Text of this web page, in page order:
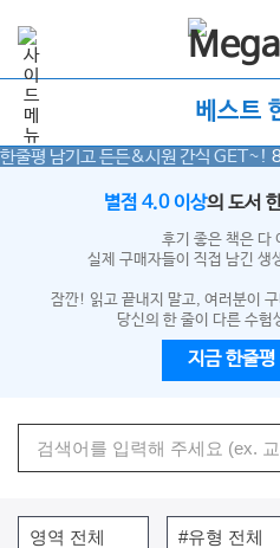
베스트
한줄평 남기고 든든&시원 간식 GET~!
별점 4.0 이상의 도서
후기 좋은 책은 다
실제 구매자들이 직접 남긴 생
잠깐! 읽고 끝내지 말고, 여러분이
당신의 한 줄이 다른 수험
지금 한줄평